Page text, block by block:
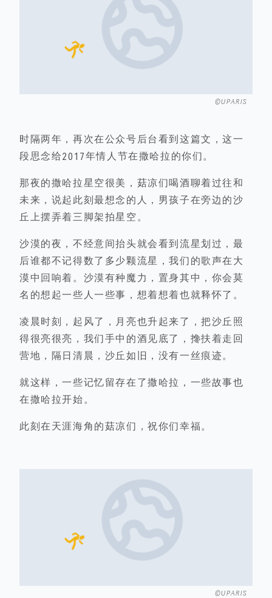
©UPARIS
时隔两年，再次在公众号后台看到这篇文，这一
段思念给2017年情人节在撒哈拉的你们。
那夜的撒哈拉星空很美，菇凉们喝酒聊着过往和
未来，说起此刻最想念的人，男孩子在旁边的沙
丘上摆弄着三脚架拍星空。
沙漠的夜，不经意间抬头就会看到流星划过，最
后谁都不记得数了多少颗流星，我们的歌声在大
漠中回响着。沙漠有种魔力，置身其中，你会莫
名的想起一些人一些事，想着想着也就释怀了。
凌晨时刻，起风了，月亮也升起来了，把沙丘照
得很亮很亮，我们手中的酒见底了，搀扶着走回
营地，隔日清晨，沙丘如旧，没有一丝痕迹。
就这样，一些记忆留存在了撒哈拉，一些故事也
在撒哈拉开始。
此刻在天涯海角的菇凉们，祝你们幸福。
©UPARIS